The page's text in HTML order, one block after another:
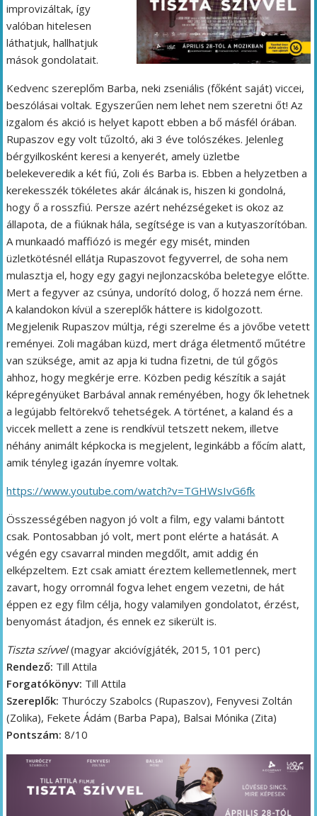
improvizáltak, így
valóban hitelesen
láthatjuk, hallhatjuk
mások gondolatait.
Kedvenc szereplőm Barba, neki zseniális (főként saját) viccei,
beszólásai voltak. Egyszerűen nem lehet nem szeretni őt! Az
izgalom és akció is helyet kapott ebben a bő másfél órában.
Rupaszov egy volt tűzoltó, aki 3 éve tolószékes. Jelenleg
bérgyilkosként keresi a kenyerét, amely üzletbe
belekeveredik a két fiú, Zoli és Barba is. Ebben a helyzetben a
kerekesszék tökéletes akár álcának is, hiszen ki gondolná,
hogy ő a rosszfiú. Persze azért nehézségeket is okoz az
állapota, de a fiúknak hála, segítsége is van a kutyaszorítóban.
A munkaadó maffiózó is megér egy misét, minden
üzletkötésnél ellátja Rupaszovot fegyverrel, de soha nem
mulasztja el, hogy egy gagyi nejlonzacskóba beletegye előtte.
Mert a fegyver az csúnya, undorító dolog, ő hozzá nem érne.
A kalandokon kívül a szereplők háttere is kidolgozott.
Megjelenik Rupaszov múltja, régi szerelme és a jövőbe vetett
reményei. Zoli magában küzd, mert drága életmentő műtétre
van szüksége, amit az apja ki tudna fizetni, de túl gőgös
ahhoz, hogy megkérje erre. Közben pedig készítik a saját
képregényüket Barbával annak reményében, hogy ők lehetnek
a legújabb feltörekvő tehetségek. A történet, a kaland és a
viccek mellett a zene is rendkívül tetszett nekem, illetve
néhány animált képkocka is megjelent, leginkább a főcím alatt,
amik tényleg igazán ínyemre voltak.
https://www.youtube.com/watch?v=TGHWsIvG6fk
Összességében nagyon jó volt a film, egy valami bántott
csak. Pontosabban jó volt, mert pont elérte a hatását. A
végén egy csavarral minden megdőlt, amit addig én
elképzeltem. Ezt csak amiatt éreztem kellemetlennek, mert
zavart, hogy orromnál fogva lehet engem vezetni, de hát
éppen ez egy film célja, hogy valamilyen gondolatot, érzést,
benyomást átadjon, és ennek ez sikerült is.
Tiszta szívvel(magyar akcióvígjáték, 2015, 101 perc)
Rendező: Till Attila
Forgatókönyv: Till Attila
Szereplők: Thuróczy Szabolcs (Rupaszov), Fenyvesi Zoltán
(Zolika), Fekete Ádám (Barba Papa), Balsai Mónika (Zita)
Pontszám: 8/10